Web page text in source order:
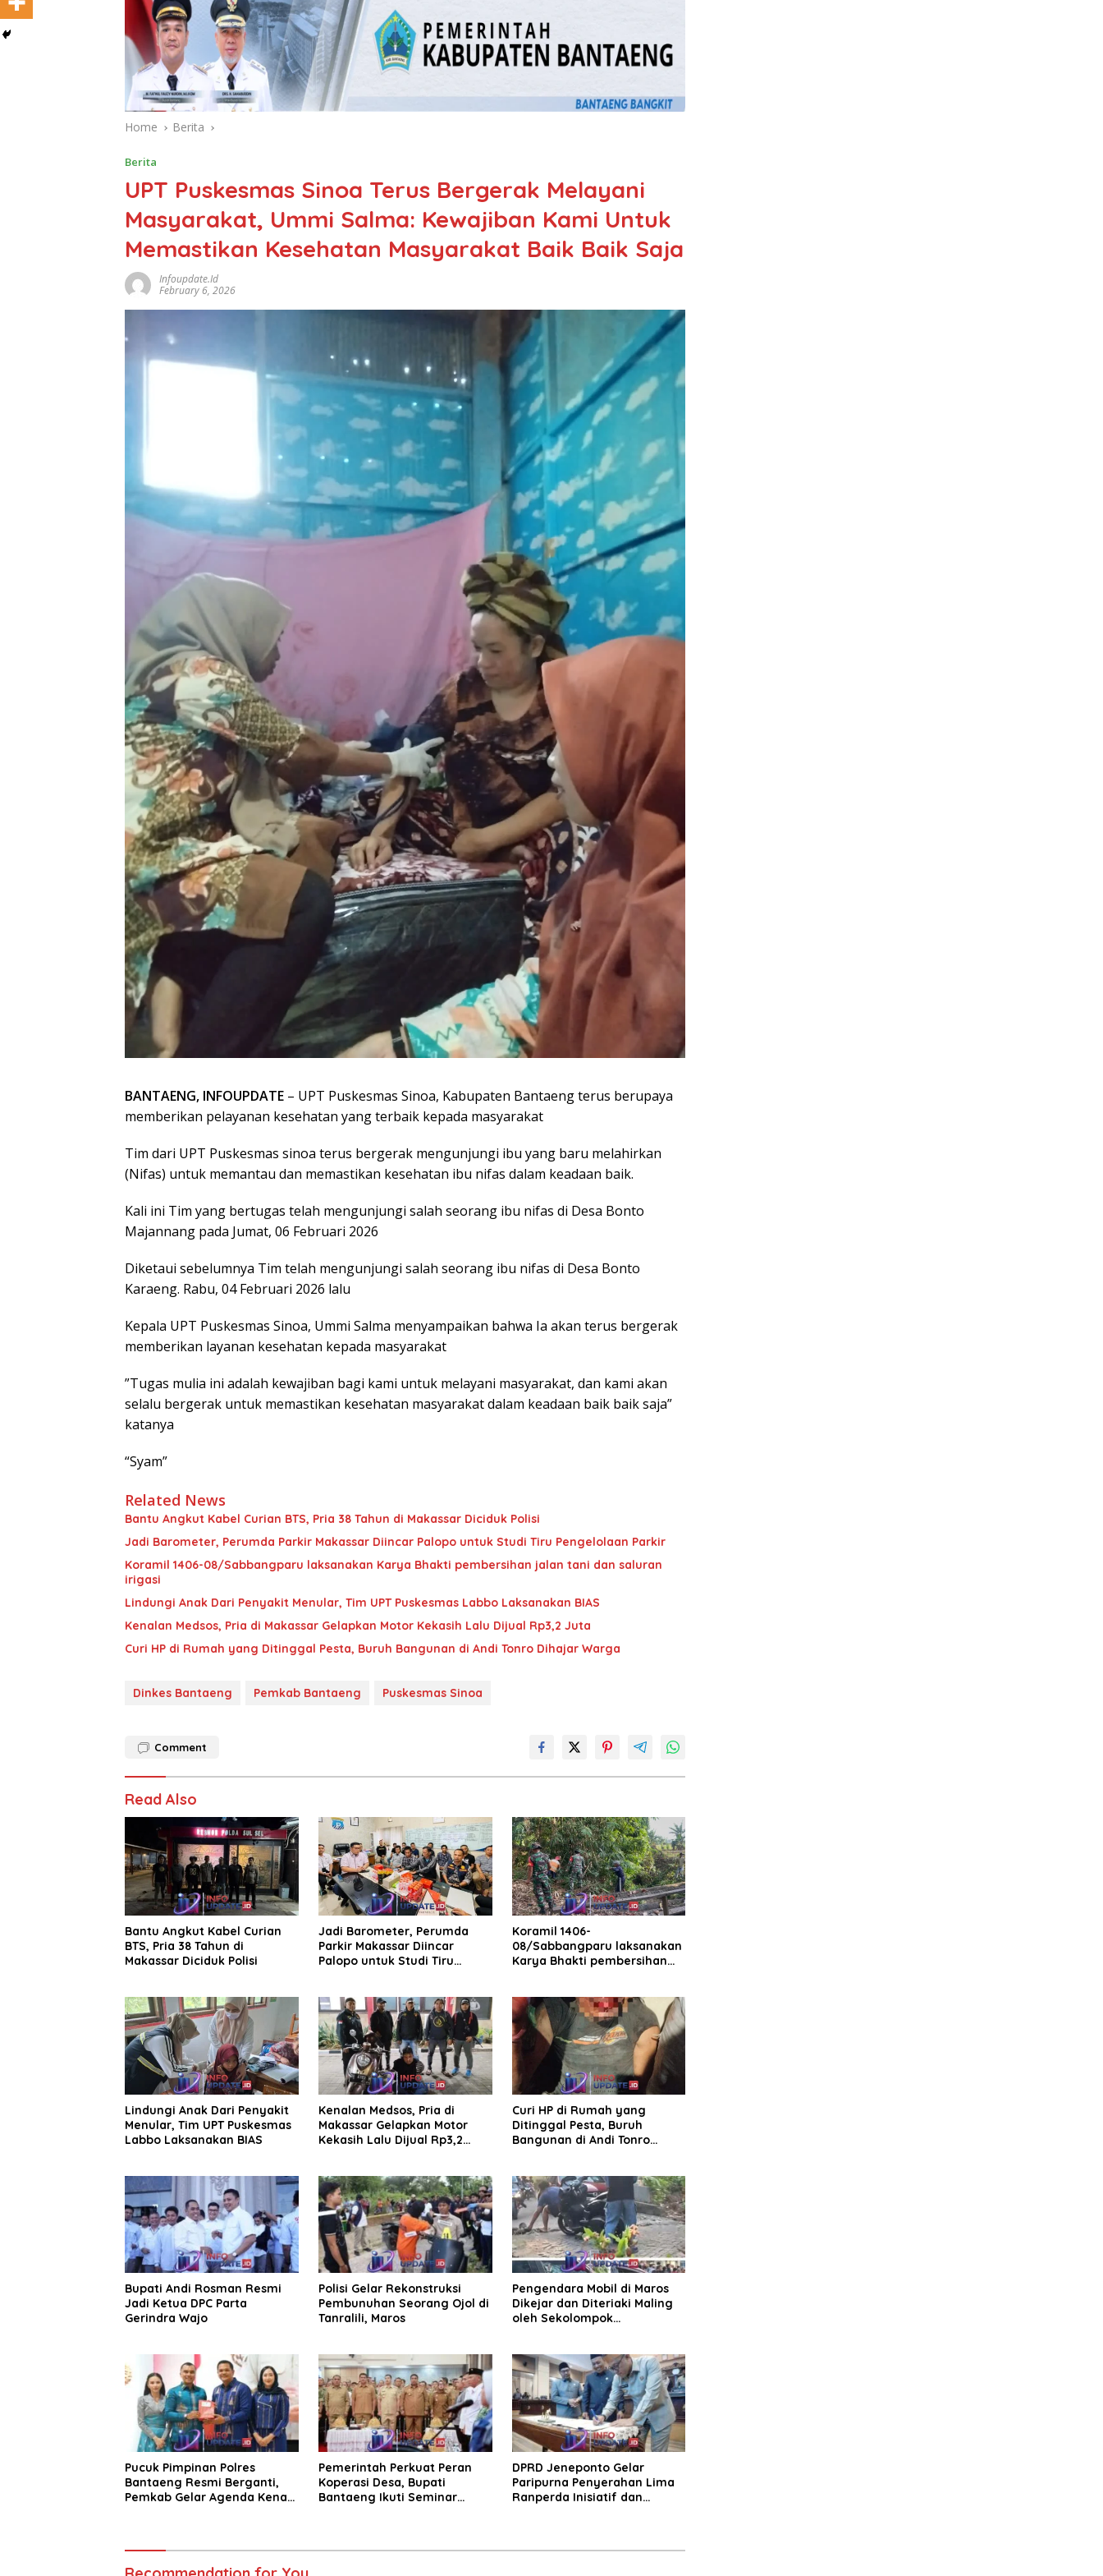
Home Berita
Berita
UPT Puskesmas Sinoa Terus Bergerak Melayani
Masyarakat, Ummi Salma: Kewajiban Kami Untuk
Memastikan Kesehatan Masyarakat Baik Baik Saja
Infoupdate.id
February 6, 2026
BANTAENG, INFOUPDATE – UPT Puskesmas Sinoa, Kabupaten Bantaeng terus berupaya
memberikan pelayanan kesehatan yang terbaik kepada masyarakat
Tim dari UPT Puskesmas sinoa terus bergerak mengunjungi ibu yang baru melahirkan
(Nifas) untuk memantau dan memastikan kesehatan ibu nifas dalam keadaan baik.
Kali ini Tim yang bertugas telah mengunjungi salah seorang ibu nifas di Desa Bonto
Majannang pada Jumat, 06 Februari 2026
Diketaui sebelumnya Tim telah mengunjungi salah seorang ibu nifas di Desa Bonto
Karaeng. Rabu, 04 Februari 2026 lalu
Kepala UPT Puskesmas Sinoa, Ummi Salma menyampaikan bahwa Ia akan terus bergerak
memberikan layanan kesehatan kepada masyarakat
”Tugas mulia ini adalah kewajiban bagi kami untuk melayani masyarakat, dan kami akan
selalu bergerak untuk memastikan kesehatan masyarakat dalam keadaan baik baik saja”
katanya
“Syam”
Related News
Bantu Angkut Kabel Curian BTS, Pria 38 Tahun di Makassar Diciduk Polisi
Jadi Barometer, Perumda Parkir Makassar Diincar Palopo untuk Studi Tiru Pengelolaan Parkir
Koramil 1406-08/Sabbangparu laksanakan Karya Bhakti pembersihan jalan tani dan saluran
irigasi
Lindungi Anak Dari Penyakit Menular, Tim UPT Puskesmas Labbo Laksanakan BIAS
Kenalan Medsos, Pria di Makassar Gelapkan Motor Kekasih Lalu Dijual Rp3,2 Juta
Curi HP di Rumah yang Ditinggal Pesta, Buruh Bangunan di Andi Tonro Dihajar Warga
Dinkes Bantaeng Pemkab Bantaeng Puskesmas Sinoa
Comment
Read Also
Bantu Angkut Kabel Curian
BTS, Pria 38 Tahun di
Makassar Diciduk Polisi
Jadi Barometer, Perumda
Parkir Makassar Diincar
Palopo untuk Studi Tiru
Koramil 1406-
08/Sabbangparu laksanakan
Karya Bhakti pembersihan
Lindungi Anak Dari Penyakit
Menular, Tim UPT Puskesmas
Labbo Laksanakan BIAS
Kenalan Medsos, Pria di
Makassar Gelapkan Motor
Kekasih Lalu Dijual Rp3,2
Curi HP di Rumah yang
Ditinggal Pesta, Buruh
Bangunan di Andi Tonro
Bupati Andi Rosman Resmi
Jadi Ketua DPC Parta
Gerindra Wajo
Polisi Gelar Rekonstruksi
Pembunuhan Seorang Ojol di
Tanralili, Maros
Pengendara Mobil di Maros
Dikejar dan Diteriaki Maling
oleh Sekolompok
Pucuk Pimpinan Polres
Bantaeng Resmi Berganti,
Pemkab Gelar Agenda Kenal
Pemerintah Perkuat Peran
Koperasi Desa, Bupati
Bantaeng Ikuti Seminar
DPRD Jeneponto Gelar
Paripurna Penyerahan Lima
Ranperda Inisiatif dan